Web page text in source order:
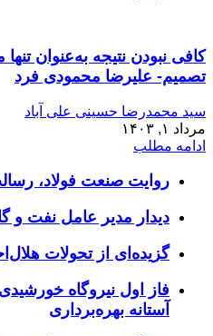
کافی نبودن نتیجه به‌عنوان
تصمیم- علیرضا محمودی فرد
سید محمدرضا حسینی علی آباد
مرداد ۱, ۱۴۰۳
ادامه مطلب
روایت صنعت فولاد،‌
دیدار مدیر عامل نفت و
گزیده‌ای از تحولات
فاز اول نیروگاه
آستانه بهره‌برداری